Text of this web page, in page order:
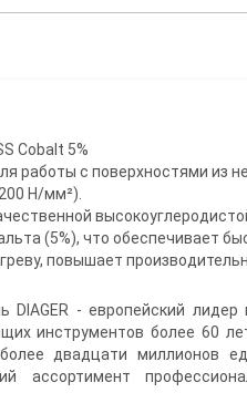
Cobalt 5%
работы с поверхностями из
Н/мм²).
(5%), что обеспечивает
повышает
DIAGER - европейский лидер
инструментов более 60
более двадцати миллионов
ассортимент